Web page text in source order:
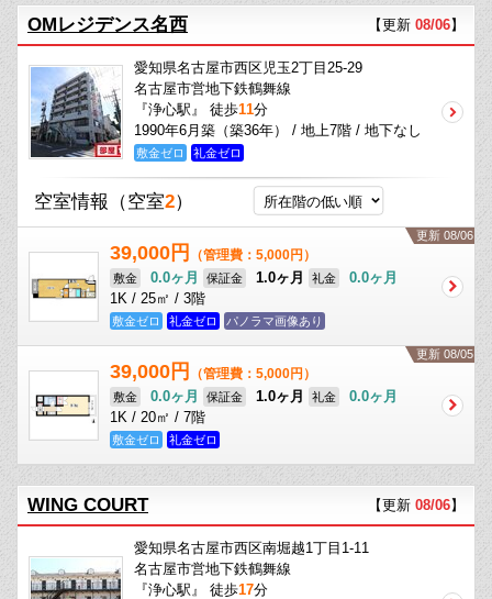
OMレジデンス名西 【更新 08/06】
愛知県名古屋市西区児玉2丁目25-29
名古屋市営地下鉄鶴舞線
『浄心駅』 徒歩11分
1990年6月築（築36年） / 地上7階 / 地下なし
敷金ゼロ 礼金ゼロ
空室情報 （空室2）
更新 08/06
39,000円 （管理費：5,000円）
敷金 0.0ヶ月 保証金 1.0ヶ月 礼金
0.0ヶ月
1K / 25㎡ / 3階
敷金ゼロ 礼金ゼロ パノラマ画像あり
更新 08/05
39,000円 （管理費：5,000円）
敷金 0.0ヶ月 保証金 1.0ヶ月 礼金
0.0ヶ月
1K / 20㎡ / 7階
敷金ゼロ 礼金ゼロ
WING COURT 【更新 08/06】
愛知県名古屋市西区南堀越1丁目1-11
名古屋市営地下鉄鶴舞線
『浄心駅』 徒歩17分